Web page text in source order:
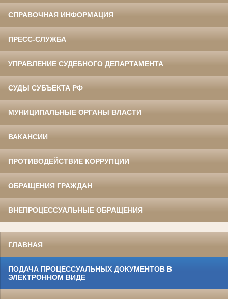
СПРАВОЧНАЯ ИНФОРМАЦИЯ
ПРЕСС-СЛУЖБА
УПРАВЛЕНИЕ СУДЕБНОГО ДЕПАРТАМЕНТА
СУДЫ СУБЪЕКТА РФ
МУНИЦИПАЛЬНЫЕ ОРГАНЫ ВЛАСТИ
ВАКАНСИИ
ПРОТИВОДЕЙСТВИЕ КОРРУПЦИИ
ОБРАЩЕНИЯ ГРАЖДАН
ВНЕПРОЦЕССУАЛЬНЫЕ ОБРАЩЕНИЯ
ГЛАВНАЯ
ПОДАЧА ПРОЦЕССУАЛЬНЫХ ДОКУМЕНТОВ В
ЭЛЕКТРОННОМ ВИДЕ